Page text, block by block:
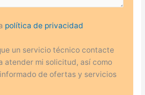
política de privacidad
un servicio técnico contacte
atender mi solicitud, así como
de ofertas y servicios